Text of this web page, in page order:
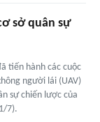
sở quân sự
tiến hành các cuộc
người lái (UAV)
sự chiến lược của
7).